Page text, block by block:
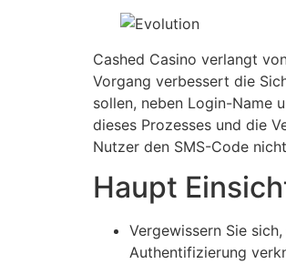
Cashed Casino verlangt
Vorgang verbessert die
sollen, neben Login-Name
dieses Prozesses und die
Nutzer den SMS-Code
Haupt
Vergewissern Sie
Authentifizierung